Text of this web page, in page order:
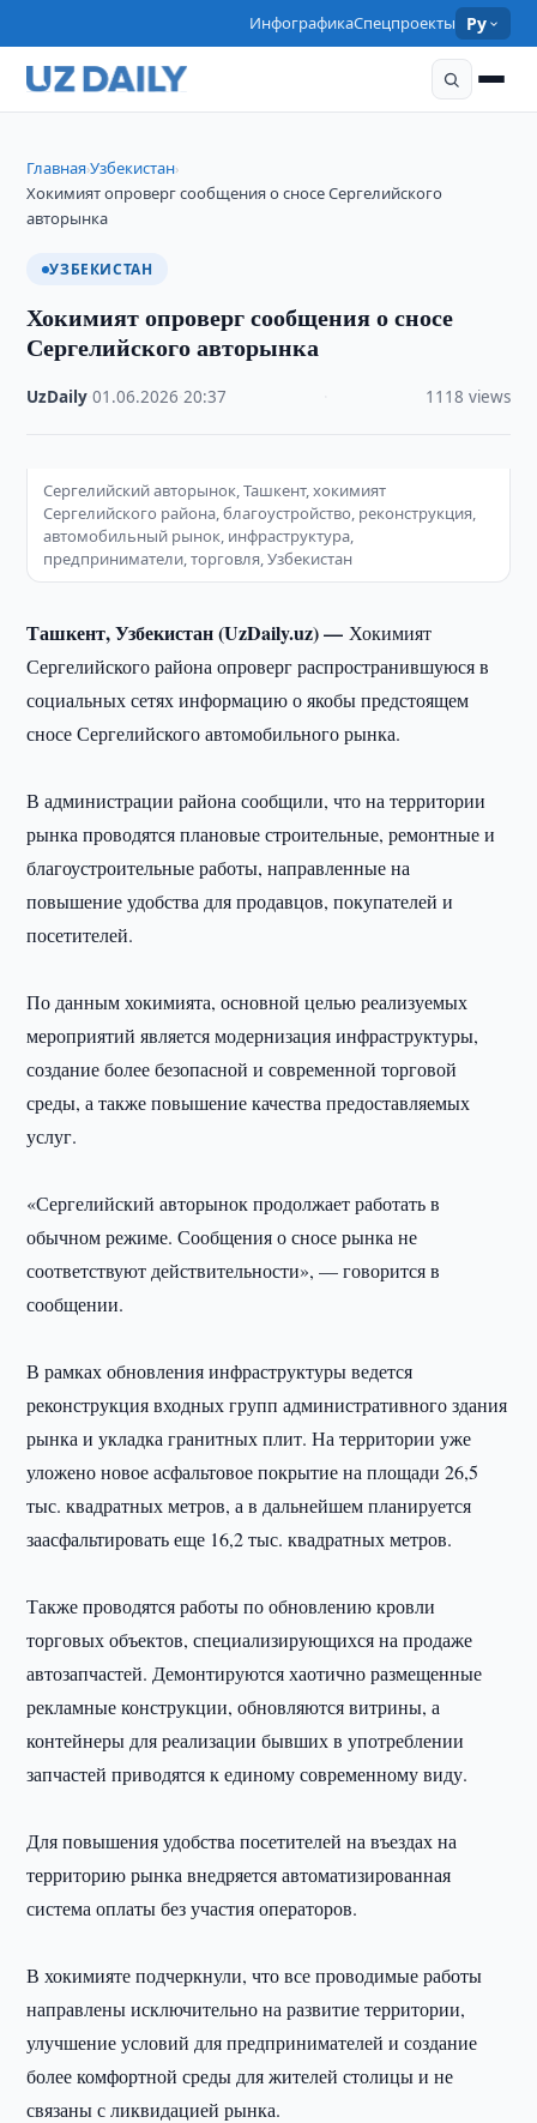
ИнфографикаСпецпроекты Ру
Главная›Узбекистан›
Хокимият опроверг сообщения о сносе Сергелийского
авторынка
УЗБЕКИСТАН
Хокимият опроверг сообщения о сносе
Сергелийского авторынка
UzDaily ·01.06.2026 ·20:37 1118 views
Сергелийский авторынок, Ташкент, хокимият
Сергелийского района, благоустройство, реконструкция,
автомобильный рынок, инфраструктура,
предприниматели, торговля, Узбекистан
Ташкент, Узбекистан (UzDaily.uz) —Хокимият
Сергелийского района опроверг распространившуюся в
социальных сетях информацию о якобы предстоящем
сносе Сергелийского автомобильного рынка.
В администрации района сообщили, что на территории
рынка проводятся плановые строительные, ремонтные и
благоустроительные работы, направленные на
повышение удобства для продавцов, покупателей и
посетителей.
По данным хокимията, основной целью реализуемых
мероприятий является модернизация инфраструктуры,
создание более безопасной и современной торговой
среды, а также повышение качества предоставляемых
услуг.
«Сергелийский авторынок продолжает работать в
обычном режиме. Сообщения о сносе рынка не
соответствуют действительности», — говорится в
сообщении.
В рамках обновления инфраструктуры ведется
реконструкция входных групп административного здания
рынка и укладка гранитных плит. На территории уже
уложено новое асфальтовое покрытие на площади 26,5
тыс. квадратных метров, а в дальнейшем планируется
заасфальтировать еще 16,2 тыс. квадратных метров.
Также проводятся работы по обновлению кровли
торговых объектов, специализирующихся на продаже
автозапчастей. Демонтируются хаотично размещенные
рекламные конструкции, обновляются витрины, а
контейнеры для реализации бывших в употреблении
запчастей приводятся к единому современному виду.
Для повышения удобства посетителей на въездах на
территорию рынка внедряется автоматизированная
система оплаты без участия операторов.
В хокимияте подчеркнули, что все проводимые работы
направлены исключительно на развитие территории,
улучшение условий для предпринимателей и создание
более комфортной среды для жителей столицы и не
связаны с ликвидацией рынка.